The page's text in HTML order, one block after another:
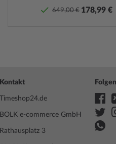
649,00 € 178,99 €
Kontakt
Timeshop24.de
BOLK e-commerce GmbH
Rathausplatz 3